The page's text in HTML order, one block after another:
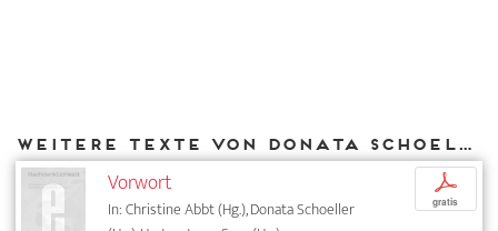
Weitere Texte von Donata Schoeller bei DIAPHANES
Vorwort
In: Christine Abbt (Hg.), Donata Schoeller
p
gratis